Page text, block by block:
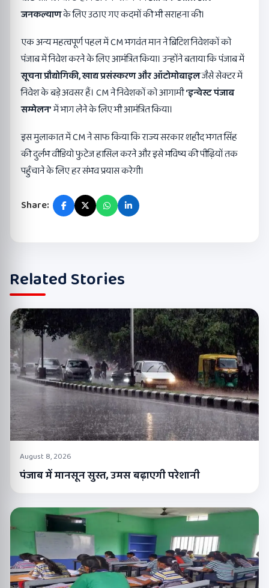
जनकल्याणके लिए उठाए गए कदमों की भी सराहना की।
एक अन्य महत्वपूर्ण पहल में CM भगवंत मान ने ब्रिटिश निवेशकों को
पंजाब में निवेश करने के लिए आमंत्रित किया। उन्होंने बताया कि पंजाब में
सूचना प्रौद्योगिकी,खाद्य प्रसंस्करण और ऑटोमोबाइलजैसे सेक्टर में
निवेश के बड़े अवसर हैं। CM ने निवेशकों को आगामी‘इन्वेस्ट पंजाब
सम्मेलन’में भाग लेने के लिए भी आमंत्रित किया।
इस मुलाकात में CM ने साफ किया कि राज्य सरकार शहीद भगत सिंह
की दुर्लभ वीडियो फुटेज हासिल करने और इसे भविष्य की पीढ़ियों तक
पहुँचाने के लिए हर संभव प्रयास करेगी।
Share:
Related Stories
August 8, 2026
पंजाब में मानसून सुस्त, उमस बढ़ाएगी परेशानी